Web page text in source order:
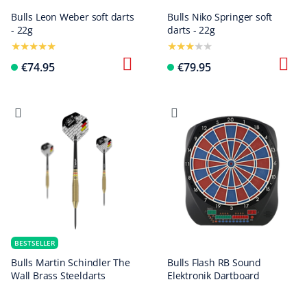
Bulls Leon Weber soft darts
- 22g
€74.95
Bulls Niko Springer soft
darts - 22g
€79.95
BESTSELLER
Bulls Martin Schindler The
Wall Brass Steeldarts
Bulls Flash RB Sound
Elektronik Dartboard